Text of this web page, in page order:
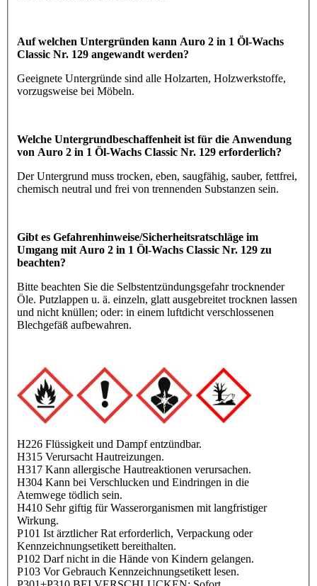
Auf welchen Untergründen kann Auro 2 in 1 Öl-Wachs
Classic Nr. 129 angewandt werden?
Geeignete Untergründe sind alle Holzarten, Holzwerkstoffe,
vorzugsweise bei Möbeln.
Welche Untergrundbeschaffenheit ist für die Anwendung
von Auro 2 in 1 Öl-Wachs Classic Nr. 129 erforderlich?
Der Untergrund muss trocken, eben, saugfähig, sauber, fettfrei,
chemisch neutral und frei von trennenden Substanzen sein.
Gibt es Gefahrenhinweise/Sicherheitsratschläge im
Umgang mit Auro 2 in 1 Öl-Wachs Classic Nr. 129 zu
beachten?
Bitte beachten Sie die Selbstentzündungsgefahr trocknender
Öle. Putzlappen u. ä. einzeln, glatt ausgebreitet trocknen lassen
und nicht knüllen; oder: in einem luftdicht verschlossenen
Blechgefäß aufbewahren.
H226 Flüssigkeit und Dampf entzündbar.
H315 Verursacht Hautreizungen.
H317 Kann allergische Hautreaktionen verursachen.
H304 Kann bei Verschlucken und Eindringen in die
Atemwege tödlich sein.
H410 Sehr giftig für Wasserorganismen mit langfristiger
Wirkung.
P101 Ist ärztlicher Rat erforderlich, Verpackung oder
Kennzeichnungsetikett bereithalten.
P102 Darf nicht in die Hände von Kindern gelangen.
P103 Vor Gebrauch Kennzeichnungsetikett lesen.